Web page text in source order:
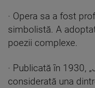
· Opera sa a fost
simbolistă. A
poezii complexe.
· Publicată în 1930,
considerată una